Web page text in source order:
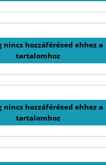
nincs hozzáférésed ehhez a
tartalomhoz
nincs hozzáférésed ehhez a
tartalomhoz